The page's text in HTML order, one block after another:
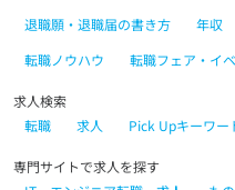
退職願・退職届の書き方
年収
転職ノウハウ
転職フェア・イ
求人検索
転職
求人 Pick Upキーワー
専門サイトで求人を探す